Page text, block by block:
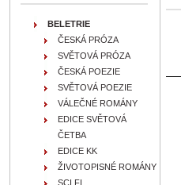
BELETRIE
ČESKÁ PRÓZA
SVĚTOVÁ PRÓZA
ČESKÁ POEZIE
SVĚTOVÁ POEZIE
VÁLEČNÉ ROMÁNY
EDICE SVĚTOVÁ
ČETBA
EDICE KK
ŽIVOTOPISNÉ ROMÁNY
SCI FI